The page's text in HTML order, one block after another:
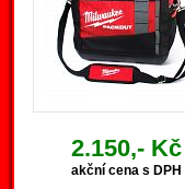
2.150,- Kč
akční cena s DPH